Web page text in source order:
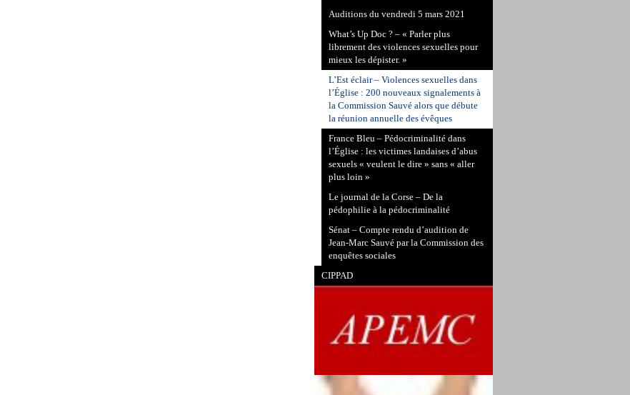
Auditions du vendredi 5 mars 2021
What’s Up Doc ? – « Parler plus
librement des violences sexuelles pour
mieux les dépister. »
L’Est éclair – Violences sexuelles dans
l’Église : 200 nouveaux signalements à
la Commission Sauvé alors que débute
la réunion annuelle des évêques
France Bleu – Pédocriminalité dans
l’Église : les victimes landaises d’abus
sexuels « veulent le dire » sans « aller
plus loin »
Le journal de la Corse – De la
pédophilie à la pédocriminalité
Sénat – Compte rendu d’audition de
Jean-Marc Sauvé par la Commission des
enquêtes sociales
CIPPAD